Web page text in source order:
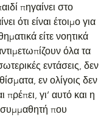
πηγαίνει στο
ότι είναι έτοιμο για
είτε νοητικά
όλα τα
εντάσεις, δεν
εν ολίγοις δεν
πρέπει, γι’ αυτό και η
που